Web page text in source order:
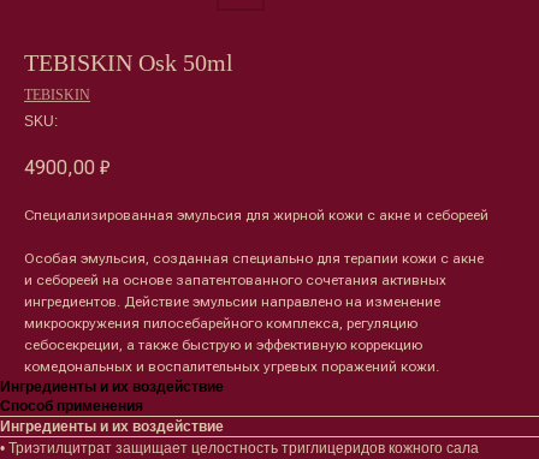
TEBISKIN Osk 50ml
TEBISKIN
SKU:
4900,00 ₽
Специализированная эмульсия для жирной кожи с акне и себореей
Особая эмульсия, созданная специально для терапии кожи с акне
и себореей на основе запатентованного сочетания активных
ингредиентов. Действие эмульсии направлено на изменение
микроокружения пилосебарейного комплекса, регуляцию
себосекреции, а также быструю и эффективную коррекцию
комедональных и воспалительных угревых поражений кожи.
Ингредиенты и их воздействие
Способ применения
Ингредиенты и их воздействие
• Триэтилцитрат защищает целостность триглицеридов кожного сала